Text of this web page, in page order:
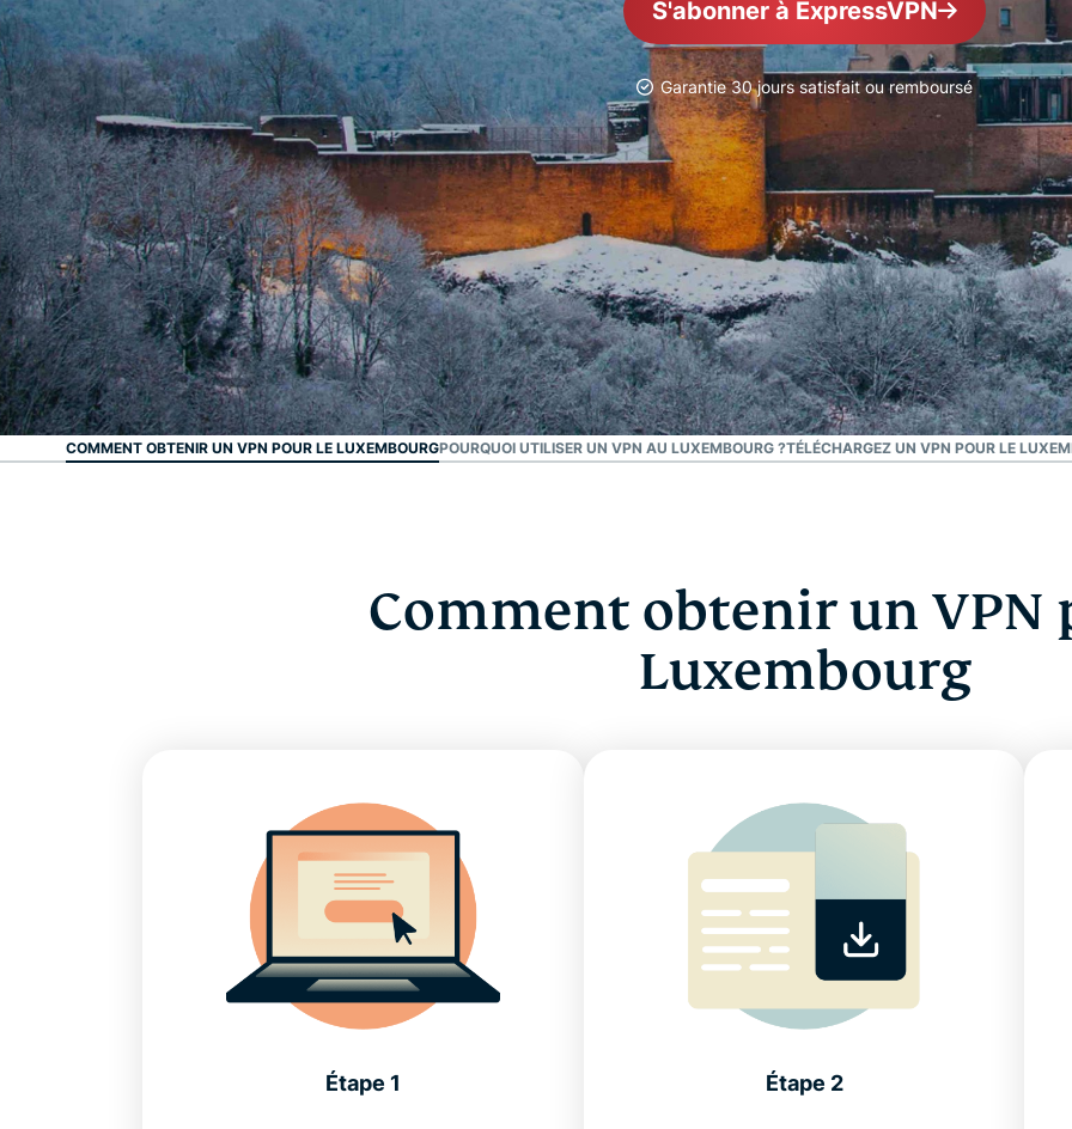
à plusieurs
facteurs, et
bien plus.
pour exploiter
de calcul au
service du
respect de la
Identity
Defender
Suite
performante
d’outils de
protection
de l’identité,
de
surveillance
et de
suppression
des
S'abonner à ExpressVPN
Garantie 30 jours satisfait ou remboursé
Le VPN N°1
Meilleur VPN pour le
Luxembourg
COMMENT OBTENIR UN VPN POUR LE LUXEMBOURGPOURQUOI UTILISER UN VPN AU LUXEMBOURG ?TÉLÉCHARGEZ UN VPN POUR LE
Comment obtenir un VPN
Luxembourg
Étape 1 Étape 2